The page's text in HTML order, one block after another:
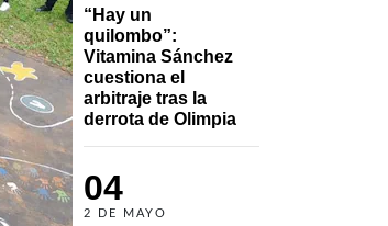
“Hay un
quilombo”:
Vitamina Sánchez
cuestiona el
arbitraje tras la
derrota de Olimpia
04
2 DE MAYO